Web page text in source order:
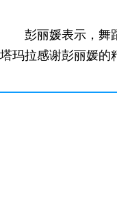
彭丽媛表示，舞
塔玛拉感谢彭丽媛的